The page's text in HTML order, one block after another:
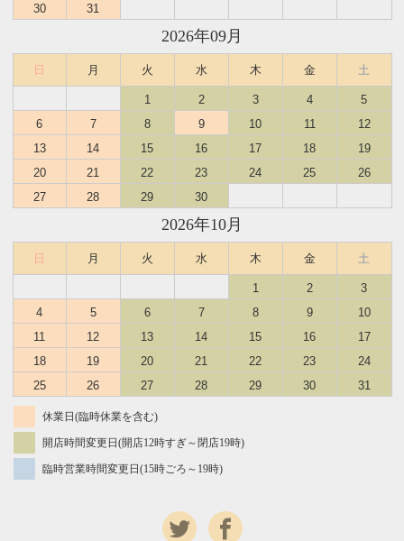
30
31
2026年09月
日 月 火 水 木 金 土
1 2 3 4
5
6
7 8 9 10 11
12
13
14 15 16 17 18
19
20
21 22 23 24 25
26
27
28 29 30
2026年10月
日 月 火 水 木 金 土
1 2
3
4
5 6 7 8 9
10
11
12 13 14 15 16
17
18
19 20 21 22 23
24
25
26 27 28 29 30 31
休業日(臨時休業を含む)
開店時間変更日(開店12時すぎ～閉店19時)
臨時営業時間変更日(15時ごろ～19時)